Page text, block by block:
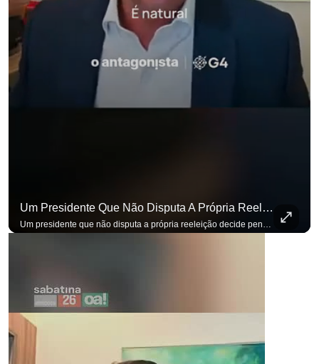
Um Presidente Que Não Disputa A Própria Reeleição Decide Pensando Em Quem Vem Depois.